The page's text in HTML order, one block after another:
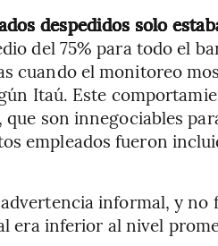
despedidos solo
del 75% para todo el
cuando el monitoreo
Itaú. Este
son innegociables
empleados fueron
informal, y
era inferior al nivel